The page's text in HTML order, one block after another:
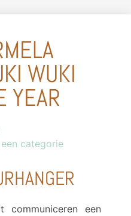
WUKI
YEAR
categorie
communiceren een